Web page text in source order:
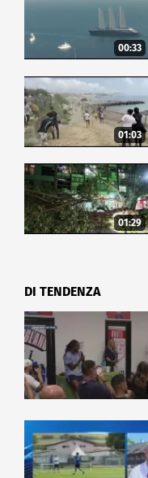
00:33
01:03
01:29
DI TENDENZA